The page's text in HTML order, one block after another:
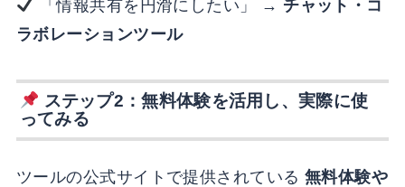
「情報共有を円滑にしたい」 → チャット・コ
ラボレーションツール
ステップ2：無料体験を活用し、実際に使
ってみる
ツールの公式サイトで提供されている無料体験や